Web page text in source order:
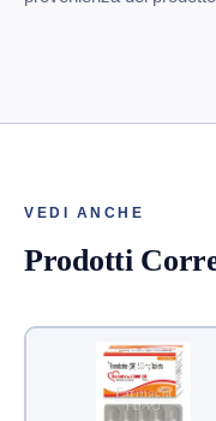
VEDI ANCHE
Prodotti